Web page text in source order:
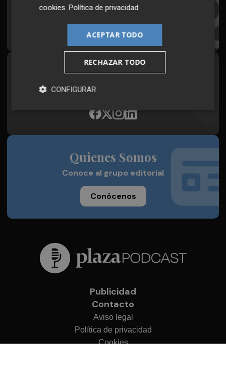
Todos los días a primera hora en tu email
Síguenos en redes
Plaza Podcast, desde cualquier medio
Quienes Somos
Conoce al grupo editorial
Conócenos
Publicidad
Contacto
Aviso legal
Política de privacidad
Cookies
cookies.Política de privacidad
ACEPTAR TODO
RECHAZAR TODO
CONFIGURAR